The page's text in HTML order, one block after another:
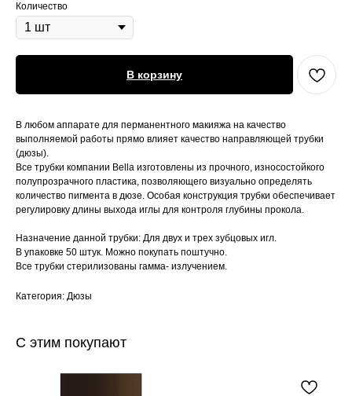
Количество
В корзину
В любом аппарате для перманентного макияжа на качество
выполняемой работы прямо влияет качество направляющей трубки
(дюзы).
Все трубки компании Bella изготовлены из прочного, износостойкого
полупрозрачного пластика, позволяющего визуально определять
количество пигмента в дюзе. Особая конструкция трубки обеспечивает
регулировку длины выхода иглы для контроля глубины прокола.
Назначение данной трубки: Для двух и трех зубцовых игл.
В упаковке 50 штук. Можно покупать поштучно.
Все трубки стерилизованы гамма- излучением.
Категория: Дюзы
С этим покупают